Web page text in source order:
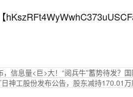
，信息量<巨>大！“阅兵牛”蓄势待发？
日神工股份发布公告，股东减持170.01